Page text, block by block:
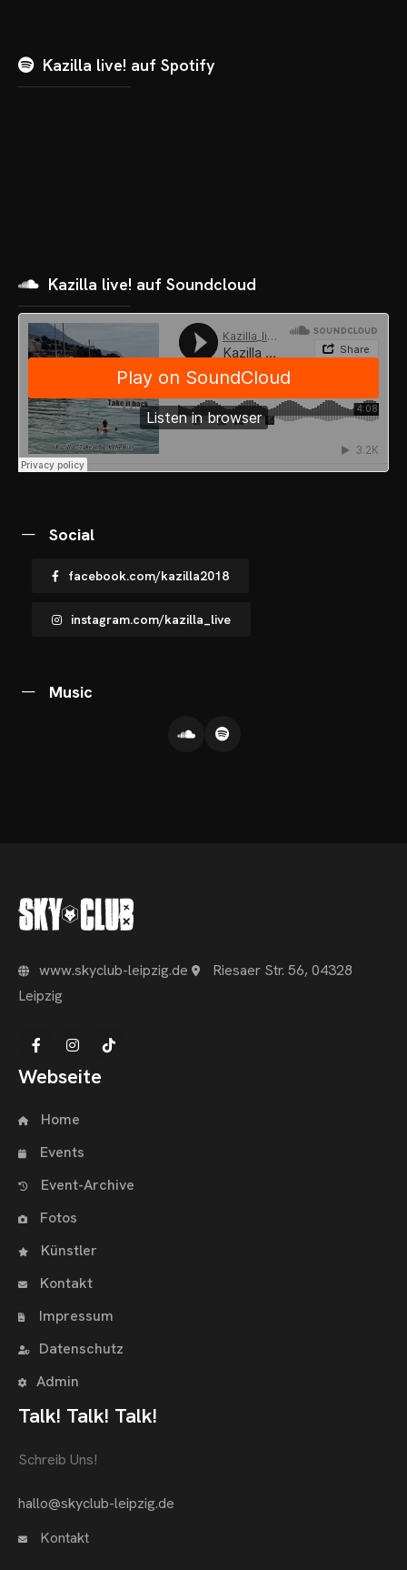
SHOP
Kazilla live! auf Spotify
Kazilla live! auf Soundcloud
Social
facebook.com/kazilla2018
instagram.com/kazilla_live
Music
www.skyclub-leipzig.de
Riesaer Str. 56, 04328
Leipzig
Webseite
Home
Events
Event-Archive
Fotos
Künstler
Kontakt
Impressum
Datenschutz
Admin
Talk! Talk! Talk!
Schreib Uns!
hallo@skyclub-leipzig.de
Kontakt